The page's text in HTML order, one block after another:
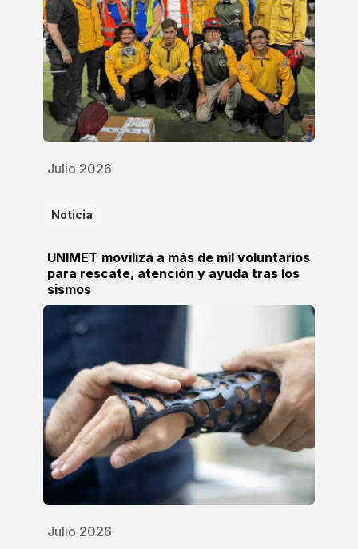
Julio 2026
Noticia
UNIMET moviliza a más de mil voluntarios
para rescate, atención y ayuda tras los
sismos
Julio 2026